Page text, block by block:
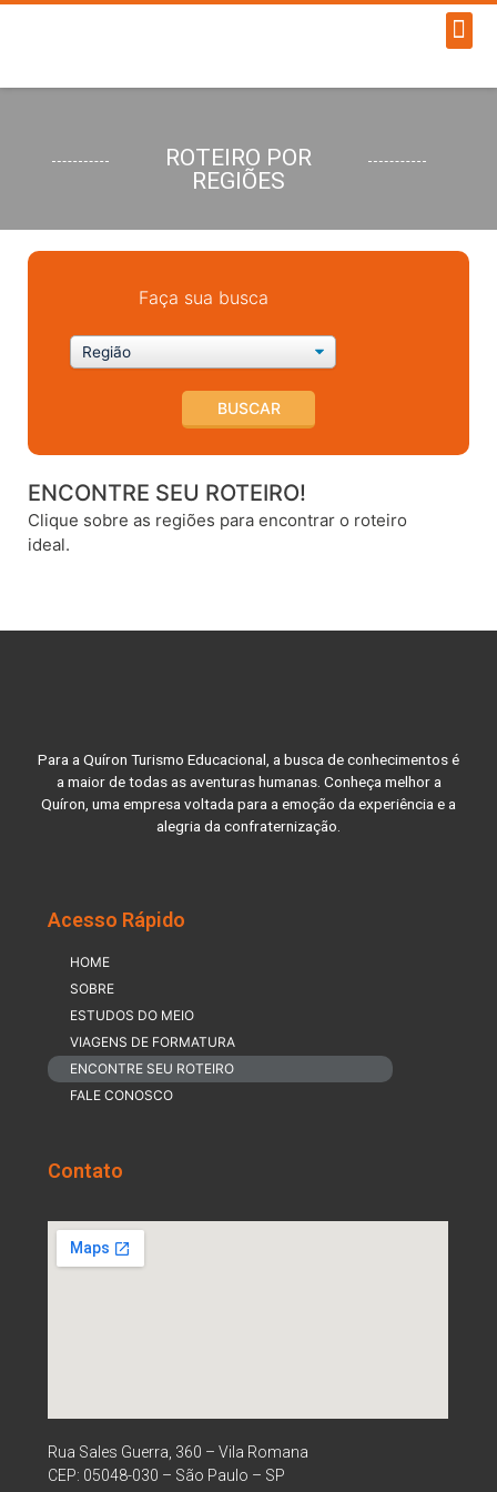
ROTEIRO POR
REGIÕES
Faça sua busca
BUSCAR
ENCONTRE SEU ROTEIRO!
Clique sobre as regiões para encontrar o roteiro
ideal.
Para a Quíron Turismo Educacional, a busca de conhecimentos é
a maior de todas as aventuras humanas. Conheça melhor a
Quíron, uma empresa voltada para a emoção da experiência e a
alegria da confraternização.
Acesso Rápido
HOME
SOBRE
ESTUDOS DO MEIO
VIAGENS DE FORMATURA
ENCONTRE SEU ROTEIRO
FALE CONOSCO
Contato
Rua Sales Guerra, 360 – Vila Romana
CEP: 05048-030 – São Paulo – SP